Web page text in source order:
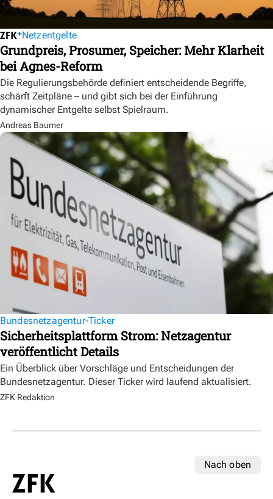
Netzentgelte
Grundpreis, Prosumer, Speicher: Mehr Klarheit
bei Agnes-Reform
Die Regulierungsbehörde definiert entscheidende Begriffe,
schärft Zeitpläne – und gibt sich bei der Einführung
dynamischer Entgelte selbst Spielraum.
Andreas Baumer
Bundesnetzagentur-Ticker
Sicherheitsplattform Strom: Netzagentur
veröffentlicht Details
Ein Überblick über Vorschläge und Entscheidungen der
Bundesnetzagentur. Dieser Ticker wird laufend aktualisiert.
ZFK Redaktion
Nach oben